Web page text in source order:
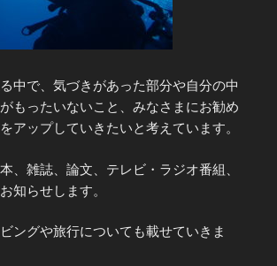
中で、気づきがあった部分や自分の中
もったいないこと、みなさまにお勧め
アップしていきたいと考えています。
、雑誌、論文、テレビ・ラジオ番組、
知らせします。
ングや旅行についても載せていきま